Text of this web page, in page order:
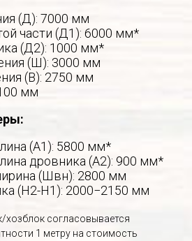
(Д): 7000 мм
части (Д1): 6000 мм*
(Д2): 1000 мм*
(Ш): 3000 мм
(В): 2750 мм
мм
(А1): 5800 мм*
дровника (А2): 900 мм*
(Швн): 2800 мм
(Н2-Н1): 2000−2150 мм
согласовывается
1 метру на стоимость